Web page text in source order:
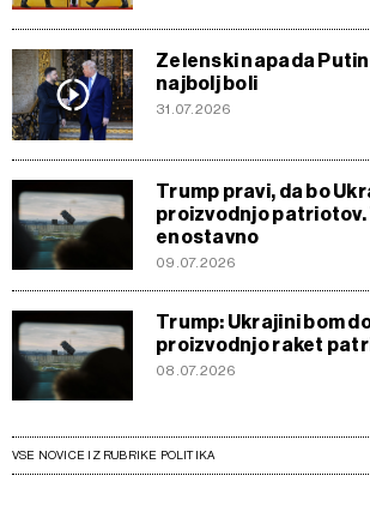
Zelenski napada
najbolj boli
31.07.2026
Trump pravi, da bo
proizvodnjo patriotov.
enostavno
09.07.2026
Trump: Ukrajini bom
proizvodnjo raket
08.07.2026
VSE NOVICE IZ RUBRIKE POLITIKA